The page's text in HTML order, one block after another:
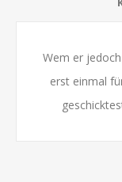
Wem er
erst einmal